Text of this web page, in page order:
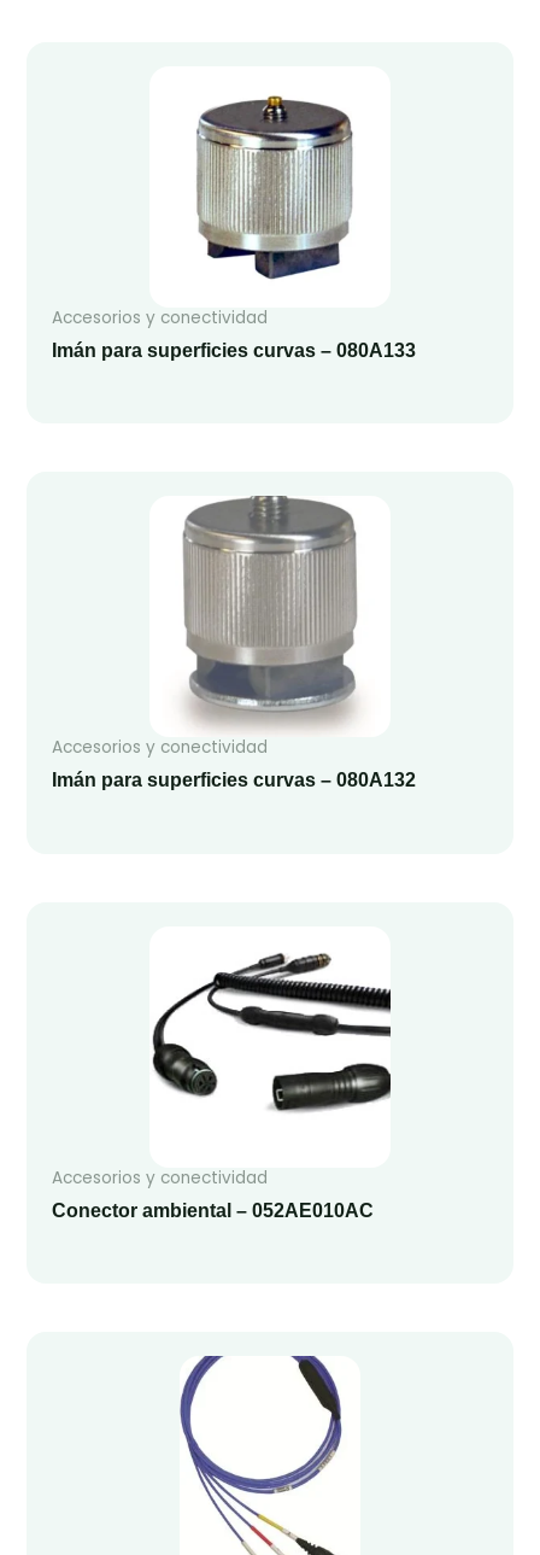
Accesorios y conectividad
Imán para superficies curvas – 080A133
Accesorios y conectividad
Imán para superficies curvas – 080A132
Accesorios y conectividad
Conector ambiental – 052AE010AC